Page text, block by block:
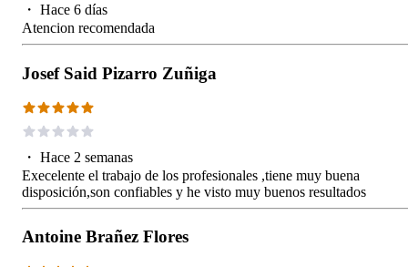
・ Hace 6 días
Atencion recomendada
Josef Said Pizarro Zuñiga
・ Hace 2 semanas
Execelente el trabajo de los profesionales ,tiene muy buena
disposición,son confiables y he visto muy buenos resultados
Antoine Brañez Flores